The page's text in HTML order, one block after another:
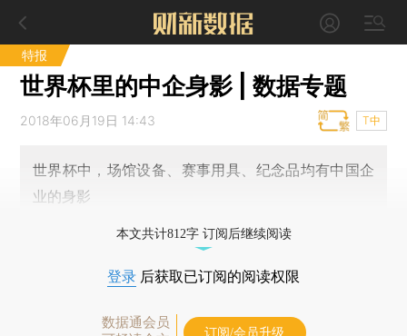
特报
世界杯里的中企身影 | 数据专题
2018年06月19日 14:43 T中
世界杯中，场馆设备、赛事用具、纪念品均有中国企
业的身影
本文共计812字 订阅后继续阅读
登录 后获取已订阅的阅读权限
数据通会员
订阅/会员升级